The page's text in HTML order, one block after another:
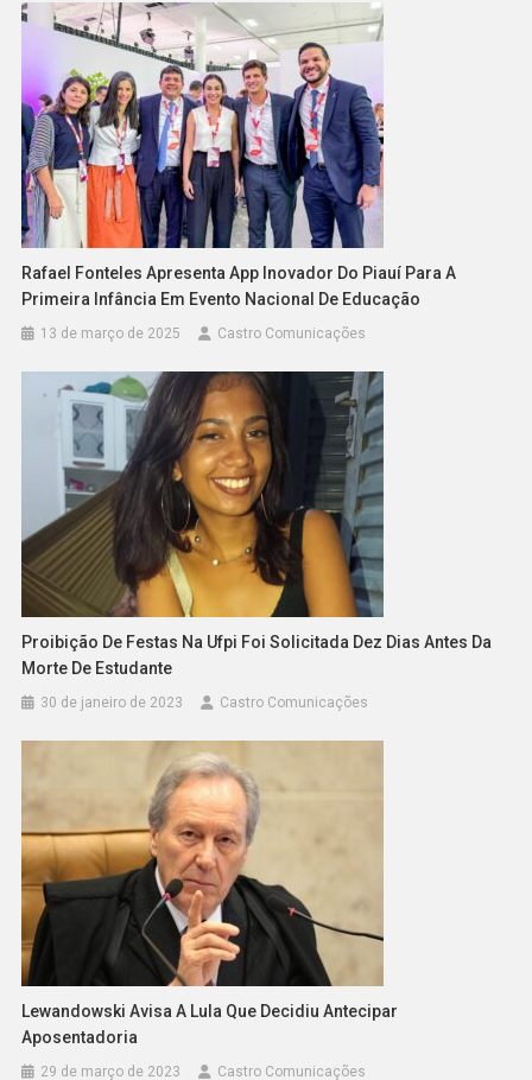
Rafael Fonteles Apresenta App Inovador Do Piauí Para A
Primeira Infância Em Evento Nacional De Educação
13 de março de 2025 Castro Comunicações
Proibição De Festas Na Ufpi Foi Solicitada Dez Dias Antes Da
Morte De Estudante
30 de janeiro de 2023 Castro Comunicações
Lewandowski Avisa A Lula Que Decidiu Antecipar
Aposentadoria
29 de março de 2023 Castro Comunicações